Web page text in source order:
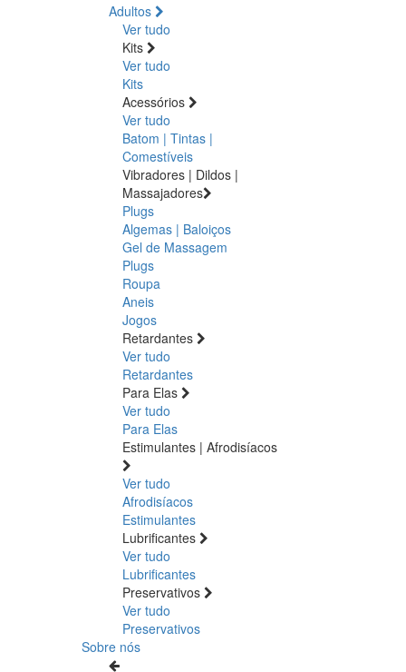
Adultos
Ver tudo
Kits
Ver tudo
Kits
Acessórios
Ver tudo
Batom | Tintas |
Comestíveis
Vibradores | Dildos |
Massajadores
Plugs
Algemas | Baloiços
Gel de Massagem
Plugs
Roupa
Aneis
Jogos
Retardantes
Ver tudo
Retardantes
Para Elas
Ver tudo
Para Elas
Estimulantes | Afrodisíacos
Ver tudo
Afrodisíacos
Estimulantes
Lubrificantes
Ver tudo
Lubrificantes
Preservativos
Ver tudo
Preservativos
Sobre nós